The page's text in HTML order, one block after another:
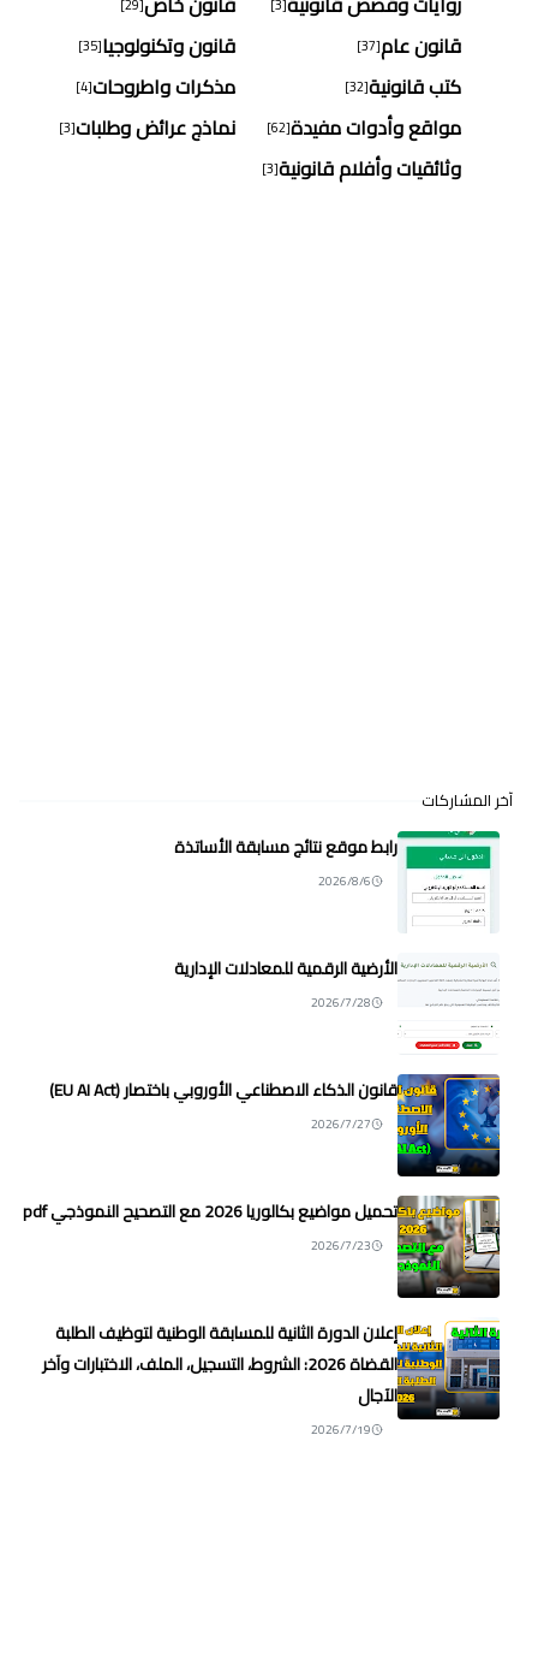
قانون عام[37] قانون وتكنولوجيا[35]
كتب قانونية[32] مذكرات واطروحات[4]
مواقع وأدوات مفيدة[62] نماذج عرائض وطلبات[3]
وثائقيات وأفلام قانونية[3]
آخر المشاركات
رابط موقع نتائج مسابقة الأساتذة
2026/8/6
الأرضية الرقمية للمعادلات الإدارية
2026/7/28
قانون الذكاء الاصطناعي الأوروبي باختصار (EU AI Act)
2026/7/27
تحميل مواضيع بكالوريا 2026 مع التصحيح النموذجي pdf
2026/7/23
إعلان الدورة الثانية للمسابقة الوطنية لتوظيف الطلبة
القضاة 2026: الشروط، التسجيل، الملف، الاختبارات وآخر
الآجال
2026/7/19